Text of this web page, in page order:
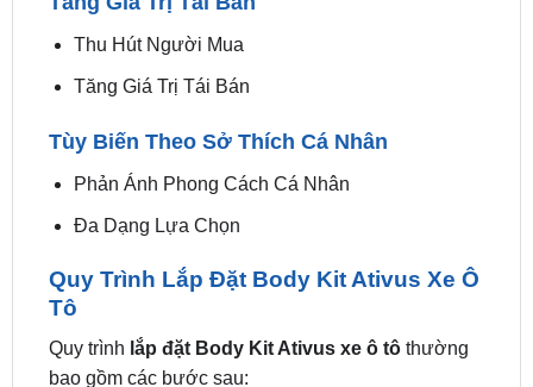
Tùy Biến Theo Sở Thích Cá Nhân
Quy Trình Lắp Đặt Body Kit Ativus Xe Ô
Quy trìnhlắp đặt Body Kit Ativus xe ô tôthường
bao gồm các bước sau:
Kiểm tra xe